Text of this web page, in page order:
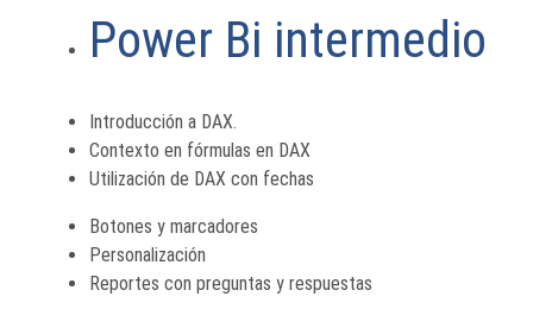
Power Bi intermedio
Introducción a DAX.
Contexto en fórmulas en DAX
Utilización de DAX con fechas
Botones y marcadores
Personalización
Reportes con preguntas y respuestas